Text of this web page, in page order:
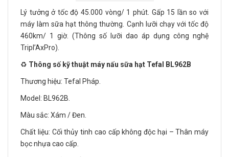
Lý tưởng ở tốc độ 45.000 vòng/ 1 phút. Gấp 15 lần so với
máy làm sữa hạt thông thường. Cạnh lưỡi chạy với tốc độ
460km/ 1 giờ. (Thông số lưỡi dao áp dụng công nghệ
Tripl’AxPro).
♻️ Thông số kỹ thuật máy nấu sữa hạt Tefal BL962B
Thương hiệu: Tefal Pháp.
Model: BL962B.
Màu sắc: Xám / Đen.
Chất liệu: Cối thủy tinh cao cấp không độc hại – Thân máy
bọc nhựa cao cấp.